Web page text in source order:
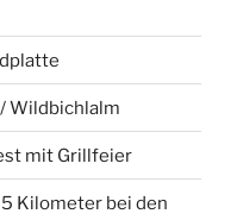
Wildbichlalm
mit Grillfeier
Kilometer bei den